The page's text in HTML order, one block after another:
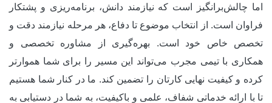
اما چالش‌برانگیز است که نیازمند دانش، برنامه‌ریزی و پشتکار
فراوان است. از انتخاب موضوع تا دفاع، هر مرحله نیازمند دقت و
تخصص خاص خود است. بهره‌گیری از مشاوره تخصصی و
همکاری با تیمی مجرب می‌تواند این مسیر را برای شما هموارتر
کرده و کیفیت نهایی کارتان را تضمین کند. ما در کنار شما هستیم
تا با ارائه خدماتی شفاف، علمی و باکیفیت، به شما در دستیابی به